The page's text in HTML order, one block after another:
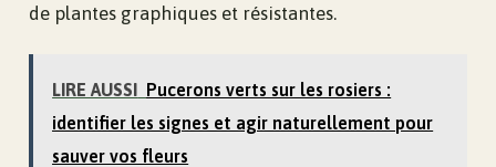
de plantes graphiques et résistantes.
LIRE AUSSI Pucerons verts sur les rosiers :
identifier les signes et agir naturellement pour
sauver vos fleurs